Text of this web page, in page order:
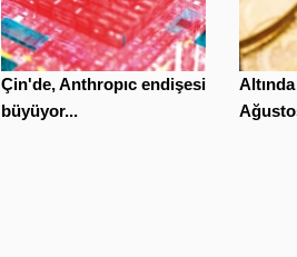
Çin'de, Anthropıc endişesi
büyüyor...